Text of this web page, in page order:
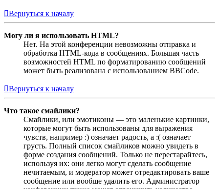
Вернуться к началу
Могу ли я использовать HTML?
Нет. На этой конференции невозможны отправка и
обработка HTML-кода в сообщениях. Большая часть
возможностей HTML по форматированию сообщений
может быть реализована с использованием BBCode.
Вернуться к началу
Что такое смайлики?
Смайлики, или эмотиконы — это маленькие картинки,
которые могут быть использованы для выражения
чувств, например :) означает радость, а :( означает
грусть. Полный список смайликов можно увидеть в
форме создания сообщений. Только не перестарайтесь,
используя их: они легко могут сделать сообщение
нечитаемым, и модератор может отредактировать ваше
сообщение или вообще удалить его. Администратор